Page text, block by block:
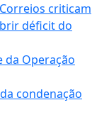
criticam
déficit do
da Operação
condenação